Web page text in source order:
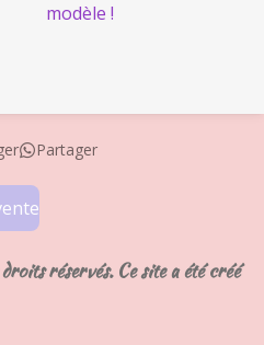
modèle !
Partager
réservés. Ce site a été créé